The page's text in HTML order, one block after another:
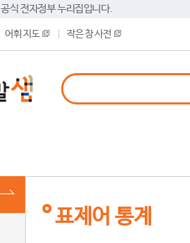
식 전자정부 누리집입니다.
어휘 지도 작은 창 사전
표제어 통계